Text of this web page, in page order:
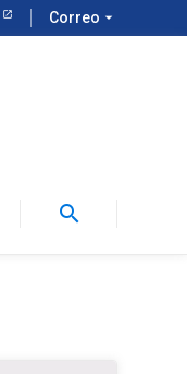
Correo arrow_drop_down
search